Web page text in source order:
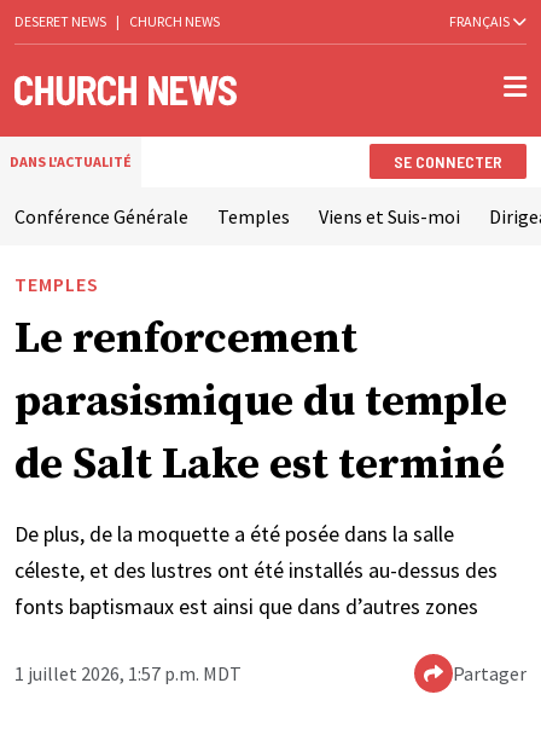
DESERET NEWS | CHURCH NEWS FRANÇAIS
DANS L'ACTUALITÉ SE CONNECTER
Conférence Générale Temples Viens et Suis-moi
TEMPLES
Le renforcement
parasismique du temple
de Salt Lake est terminé
De plus, de la moquette a été posée dans la salle
céleste, et des lustres ont été installés au-dessus des
fonts baptismaux est ainsi que dans d’autres zones
1 juillet 2026, 1:57 p.m. MDT Partager